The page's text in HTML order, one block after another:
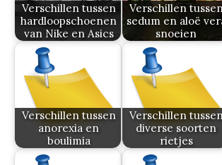
Verschillen tussen
hardloopschoenen
van Nike en Asics
Verschillen
sedum en aloë
snoeien
Verschillen tussen
anorexia en
boulimia
Verschillen
diverse soorten
rietjes